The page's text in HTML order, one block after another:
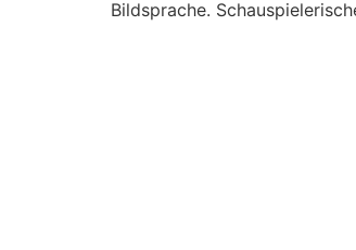
Bildsprache.